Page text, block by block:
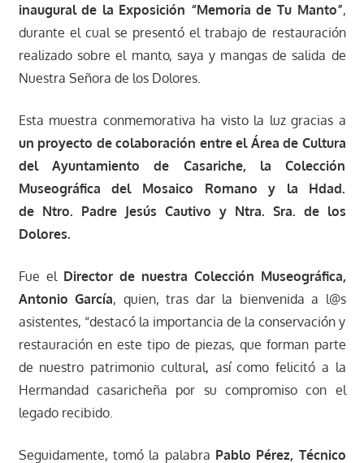
inaugural de la Exposición “Memoria de Tu Manto”,
durante el cual se presentó el trabajo de restauración
realizado sobre el manto, saya y mangas de salida de
Nuestra Señora de los Dolores.
Esta muestra conmemorativa ha visto la luz gracias a
un proyecto de colaboración entre el Área de Cultura
del Ayuntamiento de Casariche, la Colección
Museográfica del Mosaico Romano y la Hdad.
deNtro. Padre Jesús Cautivo y Ntra. Sra. de los
Dolores.
Fue elDirector de nuestra Colección Museográfica,
Antonio García, quien, tras dar la bienvenida a l@s
asistentes, “destacó la importancia de la conservación y
restauración en este tipo de piezas, que forman parte
de nuestro patrimonio cultural, así como felicitó a la
Hermandad casaricheña por su compromiso con el
legado recibido.
Seguidamente, tomó la palabra Pablo Pérez, Técnico